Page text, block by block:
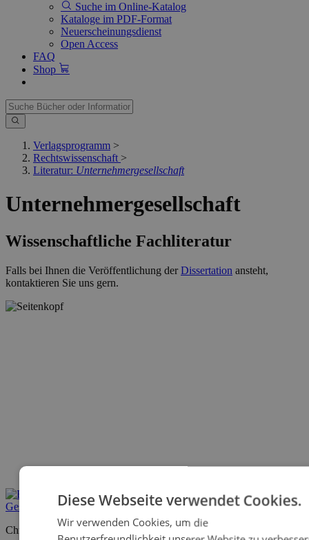
Suche im Online-Katalog
Kataloge im PDF-Format
Neuerscheinungsdienst
Open Access
FAQ
Shop
Verlagsprogramm >
Rechtswissenschaft >
Literatur: Unternehmergesellschaft
Unternehmergesellschaft
Wissenschaftliche Fachliteratur
Falls bei Ihnen die Veröffentlichung derDissertation ansteht,
kontaktieren Sie uns gern.
Christoph Thiermann
Diese Webseite verwendet Cookies.
Wir verwenden Cookies, um die